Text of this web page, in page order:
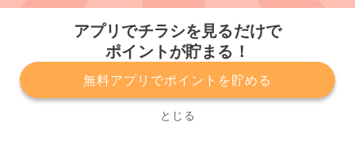
アプリでチラシを見るだけで
ポイントが貯まる！
無料アプリでポイントを貯める
とじる
プライバシーポリシー 利用規約
運営会社
サービスに関してのお問い合わせ